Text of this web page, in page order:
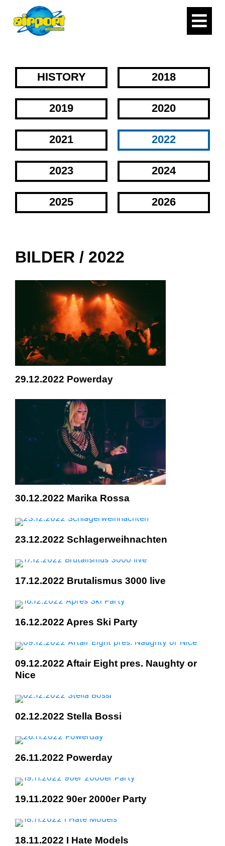
HISTORY 2018
2019 2020
2021 2022
2023 2024
2025 2026
BILDER / 2022
29.12.2022 Powerday
30.12.2022 Marika Rossa
23.12.2022 Schlagerweihnachten
17.12.2022 Brutalismus 3000 live
16.12.2022 Apres Ski Party
09.12.2022 Aftair Eight pres. Naughty or
Nice
02.12.2022 Stella Bossi
26.11.2022 Powerday
19.11.2022 90er 2000er Party
18.11.2022 I Hate Models